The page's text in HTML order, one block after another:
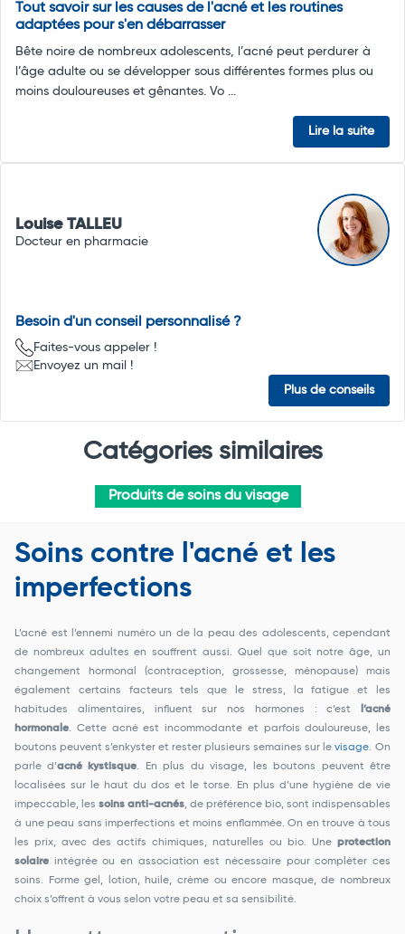
Tout savoir sur les causes de l'acné et les routines
adaptées pour s'en débarrasser
Bête noire de nombreux adolescents, l’acné peut perdurer à
l’âge adulte ou se développer sous différentes formes plus ou
moins douloureuses et gênantes. Vo ...
Lire la suite
Louise TALLEU
Docteur en pharmacie
Besoin d'un conseil personnalisé ?
Faites-vous appeler !
Envoyez un mail !
Plus de conseils
Catégories similaires
Produits de soins du visage
Soins contre l'acné et les
imperfections
L’acné est l’ennemi numéro un de la peau des adolescents, cependant
de nombreux adultes en souffrent aussi. Quel que soit notre âge, un
changement hormonal (contraception, grossesse, ménopause) mais
également certains facteurs tels que le stress, la fatigue et les
habitudes alimentaires, influent sur nos hormones : c’est
l’acné
hormonale. Cette acné est incommodante et parfois douloureuse, les
boutons peuvent s’enkyster et rester plusieurs semaines sur le visage. On
parle d’acné kystisque. En plus du visage, les boutons peuvent être
localisées sur le haut du dos et le torse. En plus d’une hygiène de vie
impeccable, les soins anti-acnés, de préférence bio, sont indispensables
à une peau sans imperfections et moins enflammée. On en trouve à tous
les prix, avec des actifs chimiques, naturelles ou bio. Une protection
solaire intégrée ou en association est nécessaire pour compléter ces
soins. Forme gel, lotion, huile, crème ou encore masque, de nombreux
choix s’offrent à vous selon votre peau et sa sensibilité.